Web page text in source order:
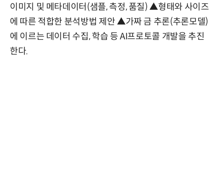
이미지 및 메타데이터(샘플, 측정, 품질) ▲형태와 사이즈
에 따른 적합한 분석방법 제안 ▲가짜 금 추론(추론모델)
에 이르는 데이터 수집, 학습 등 AI프로토콜 개발을 추진
한다.